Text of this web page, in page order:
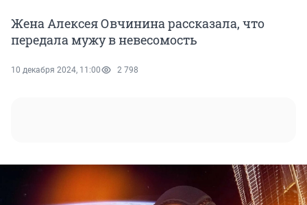
Жена Алексея Овчинина рассказала, что
передала мужу в невесомость
10 декабря 2024, 11:00 2 798